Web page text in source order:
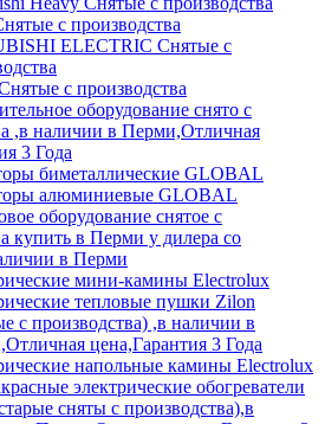
с производства
ELECTRIC Снятые с
с производства
оборудование снято с
,в наличии в Перми,Отличная
3 Года
биметаллические GLOBAL
алюминиевые GLOBAL
оборудование снятое с
купить в Перми у дилера со
в Перми
мини-камины Electrolux
тепловые пушки Zilon
с производства) ,в наличии в
цена,Гарантия 3 Года
напольные камины Electrolux
электрические обогреватели
сняты с производства),в